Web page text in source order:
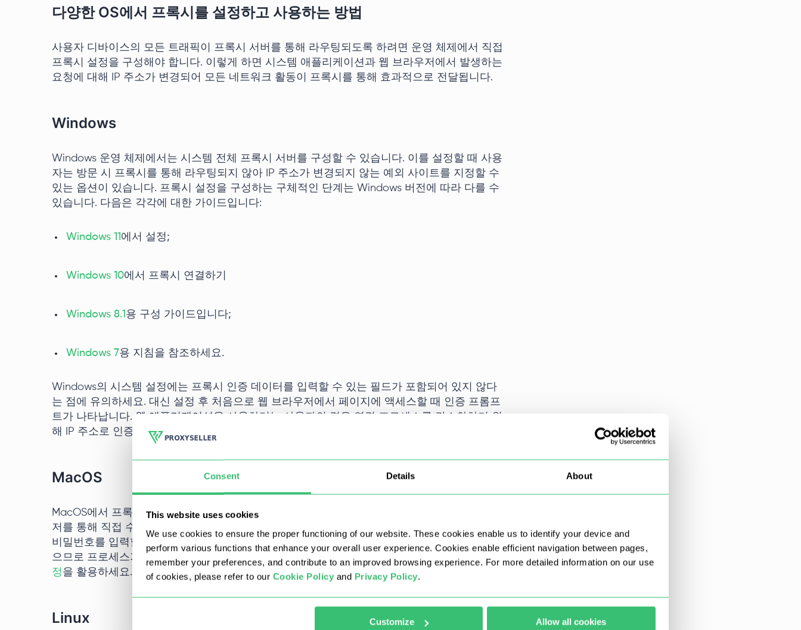
Consent Details About
This website uses cookies
We use cookies to ensure the proper functioning of our website. These cookies enable us to identify your device and
perform various functions that enhance your overall user experience. Cookies enable efficient navigation between pages,
remember your preferences, and contribute to an improved browsing experience. For more detailed information on our use
of cookies, please refer to our Cookie Policy and Privacy Policy.
Customize Allow all cookies
다양한 OS에서 프록시를 설정하고 사용하는 방법
사용자 디바이스의 모든 트래픽이 프록시 서버를 통해 라우팅되도록 하려면 운영 체제에서 직접
프록시 설정을 구성해야 합니다. 이렇게 하면 시스템 애플리케이션과 웹 브라우저에서 발생하는
요청에 대해 IP 주소가 변경되어 모든 네트워크 활동이 프록시를 통해 효과적으로 전달됩니다.
Windows
Windows 운영 체제에서는 시스템 전체 프록시 서버를 구성할 수 있습니다. 이를 설정할 때 사용
자는 방문 시 프록시를 통해 라우팅되지 않아 IP 주소가 변경되지 않는 예외 사이트를 지정할 수
있는 옵션이 있습니다. 프록시 설정을 구성하는 구체적인 단계는 Windows 버전에 따라 다를 수
있습니다. 다음은 각각에 대한 가이드입니다:
Windows 11에서 설정;
Windows 10에서 프록시 연결하기
Windows 8.1용 구성 가이드입니다;
Windows 7용 지침을 참조하세요.
Windows의 시스템 설정에는 프록시 인증 데이터를 입력할 수 있는 필드가 포함되어 있지 않다
는 점에 유의하세요. 대신 설정 후 처음으로 웹 브라우저에서 페이지에 액세스할 때 인증 프롬프
트가 나타납니다. 웹 애플리케이션을 사용하려는 사용자의 경우 연결 프로세스를 간소화하기 위
해 IP 주소로 인증을 허용하는 프록시를 선택하는 것이 좋습니다.
MacOS
MacOS에서 프록시 설정은 Apple 메뉴를 통해 액세스하는 시스템 환경설정 또는 Safari 브라우
저를 통해 직접 수행할 수 있습니다. 이 운영 체제에서는 초기 설정 시 프록시에 대한 로그인 및
비밀번호를 입력할 수 있습니다. 이렇게 하면 나중에 이러한 자격 증명을 다시 입력할 필요가 없
으므로 프로세스가 간소화됩니다. 프록시 서버를 MacOS에 빠르고 효율적으로 통합하려면 이
정을 활용하세요.
Linux